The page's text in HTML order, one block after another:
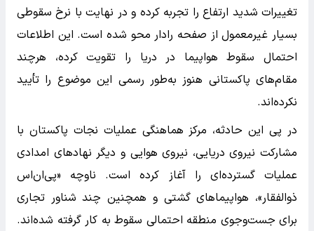
تغییرات شدید ارتفاع را تجربه کرده و در نهایت با نرخ سقوطی
بسیار غیرمعمول از صفحه رادار محو شده است. این اطلاعات
احتمال سقوط هواپیما در دریا را تقویت کرده، هرچند
مقام‌های پاکستانی هنوز به‌طور رسمی این موضوع را تأیید
نکرده‌اند.
در پی این حادثه، مرکز هماهنگی عملیات نجات پاکستان با
مشارکت نیروی دریایی، نیروی هوایی و دیگر نهادهای امدادی
عملیات گسترده‌ای را آغاز کرده است. ناوچه «پی‌ان‌اس
ذوالفقار»، هواپیماهای گشتی و همچنین چند شناور تجاری
برای جست‌وجوی منطقه احتمالی سقوط به کار گرفته شده‌اند.